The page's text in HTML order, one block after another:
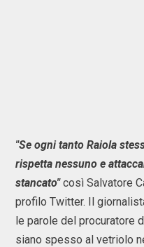
"Se ogni tanto Raiola
rispetta nessuno e
stancato"così Salvatore
profilo Twitter. Il
le parole del procuratore
siano spesso al vetriolo